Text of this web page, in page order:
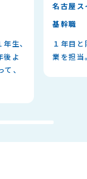
生、
後よ
、
名古屋
基幹職
１年目
業を担当